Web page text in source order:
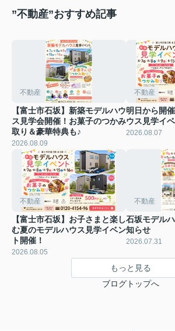
”不動産”おすすめ記事
不動産
【富士市石坂】新築モデルハウ
ス見学会開催！お菓子のつかみ
取り＆豪華特典も♪
2026.08.09
不動産
明日から開
ウス見学イ
2026.08.07
不動産
【富士市石坂】お子さまと楽し
む夏のモデルハウス見学イベン
ト開催！
2026.08.05
不動産
石坂モデル
知らせ
2026.07.31
もっと見る
ブログトップへ